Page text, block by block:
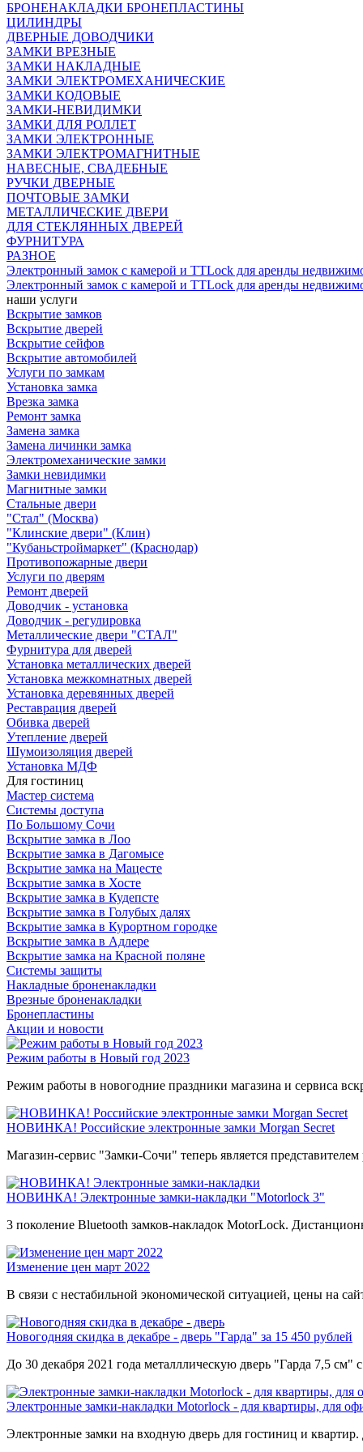
БРОНЕНАКЛАДКИ БРОНЕПЛАСТИНЫ
ЦИЛИНДРЫ
ДВЕРНЫЕ ДОВОДЧИКИ
ЗАМКИ ВРЕЗНЫЕ
ЗАМКИ НАКЛАДНЫЕ
ЗАМКИ ЭЛЕКТРОМЕХАНИЧЕСКИЕ
ЗАМКИ КОДОВЫЕ
ЗАМКИ-НЕВИДИМКИ
ЗАМКИ ДЛЯ РОЛЛЕТ
ЗАМКИ ЭЛЕКТРОННЫЕ
ЗАМКИ ЭЛЕКТРОМАГНИТНЫЕ
НАВЕСНЫЕ, СВАДЕБНЫЕ
РУЧКИ ДВЕРНЫЕ
ПОЧТОВЫЕ ЗАМКИ
МЕТАЛЛИЧЕСКИЕ ДВЕРИ
ДЛЯ СТЕКЛЯННЫХ ДВЕРЕЙ
ФУРНИТУРА
РАЗНОЕ
Электронный замок с камерой и TTLock для аренды
Электронный замок с камерой и TTLock для аренды
наши услуги
Вскрытие замков
Вскрытие дверей
Вскрытие сейфов
Вскрытие автомобилей
Услуги по замкам
Установка замка
Врезка замка
Ремонт замка
Замена замка
Замена личинки замка
Электромеханические замки
Замки невидимки
Магнитные замки
Стальные двери
"Стал" (Москва)
"Клинские двери" (Клин)
"Кубаньстроймаркет" (Краснодар)
Противопожарные двери
Услуги по дверям
Ремонт дверей
Доводчик - установка
Доводчик - регулировка
Металлические двери "СТАЛ"
Фурнитура для дверей
Установка металлических дверей
Установка межкомнатных дверей
Установка деревянных дверей
Реставрация дверей
Обивка дверей
Утепление дверей
Шумоизоляция дверей
Установка МДФ
Для гостиниц
Мастер система
Системы доступа
По Большому Сочи
Вскрытие замка в Лоо
Вскрытие замка в Дагомысе
Вскрытие замка на Мацесте
Вскрытие замка в Хосте
Вскрытие замка в Кудепсте
Вскрытие замка в Голубых далях
Вскрытие замка в Курортном городке
Вскрытие замка в Адлере
Вскрытие замка на Красной поляне
Системы защиты
Накладные броненакладки
Врезные броненакладки
Бронепластины
Акции и новости
Режим работы в Новый год 2023
Режим работы в новогодние праздники магазина и сервиса
НОВИНКА! Российские электронные замки Morgan Secret
Магазин-сервис "Замки-Сочи" теперь является
НОВИНКА! Электронные замки-накладки "Motorlock 3"
3 поколение Bluetooth замков-накладок MotorLock.
Изменение цен март 2022
В связи с нестабильной экономической ситуацией, цены на
Новогодняя скидка в декабре - дверь "Гарда" за 15 450 рублей
До 30 декабря 2021 года металллическую дверь "Гарда 7,5
Электронные замки-накладки Motorlock - для квартиры, для
Электронные замки на входную дверь для гостиниц и